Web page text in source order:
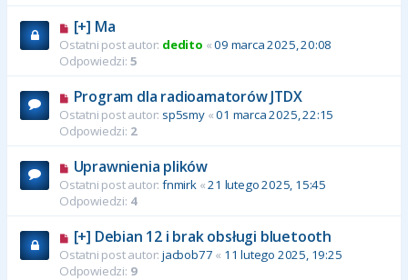
[+] Ma
Ostatni post autor: dedito «09 marca 2025, 20:08
Odpowiedzi: 5
Program dla radioamatorów JTDX
Ostatni post autor: sp5smy«01 marca 2025, 22:15
Odpowiedzi: 2
Uprawnienia plików
Ostatni post autor: fnmirk«21 lutego 2025, 15:45
Odpowiedzi: 4
[+] Debian 12 i brak obsługi bluetooth
Ostatni post autor: jacbob77 « 11 lutego 2025, 19:25
Odpowiedzi: 9